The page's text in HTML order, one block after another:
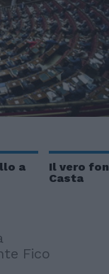
a
Il vero
Casta
Fico